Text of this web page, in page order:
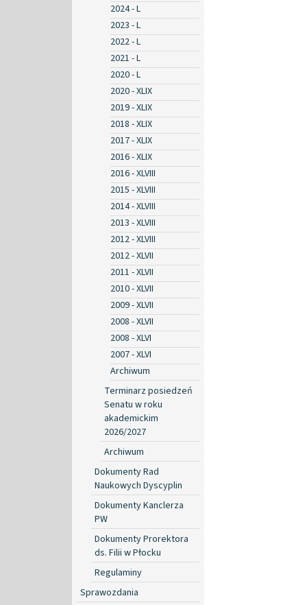
2024 - L
2023 - L
2022 - L
2021 - L
2020 - L
2020 - XLIX
2019 - XLIX
2018 - XLIX
2017 - XLIX
2016 - XLIX
2016 - XLVIII
2015 - XLVIII
2014 - XLVIII
2013 - XLVIII
2012 - XLVIII
2012 - XLVII
2011 - XLVII
2010 - XLVII
2009 - XLVII
2008 - XLVII
2008 - XLVI
2007 - XLVI
Archiwum
Terminarz posiedzeń
Senatu w roku
akademickim
2026/2027
Archiwum
Dokumenty Rad
Naukowych Dyscyplin
Dokumenty Kanclerza
PW
Dokumenty Prorektora
ds. Filii w Płocku
Regulaminy
Sprawozdania